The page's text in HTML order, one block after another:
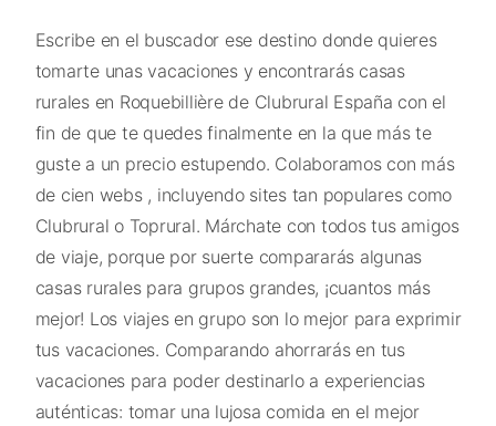
Escribe en el buscador ese destino donde quieres
tomarte unas vacaciones y encontrarás casas
rurales en Roquebillière de Clubrural España con el
fin de que te quedes finalmente en la que más te
guste a un precio estupendo. Colaboramos con más
de cien webs , incluyendo sites tan populares como
Clubrural o Toprural. Márchate con todos tus amigos
de viaje, porque por suerte compararás algunas
casas rurales para grupos grandes, ¡cuantos más
mejor! Los viajes en grupo son lo mejor para exprimir
tus vacaciones. Comparando ahorrarás en tus
vacaciones para poder destinarlo a experiencias
auténticas: tomar una lujosa comida en el mejor